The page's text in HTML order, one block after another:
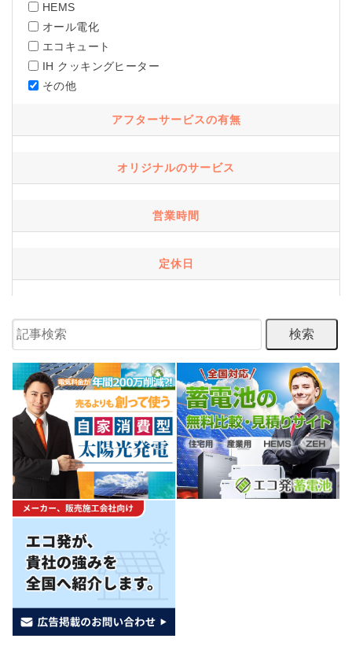
HEMS
オール電化
エコキュート
IH クッキングヒーター
その他
アフターサービスの有無
オリジナルのサービス
営業時間
定休日